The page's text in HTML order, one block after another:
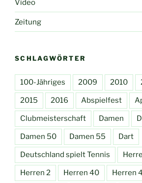
Video
Zeitung
SCHLAGWÖRTER
100-Jähriges 2009 2010
2015 2016 Abspielfest
Clubmeisterschaft Damen
Damen 50 Damen 55 Dart
Deutschland spielt Tennis
Herren 2 Herren 40 Herren